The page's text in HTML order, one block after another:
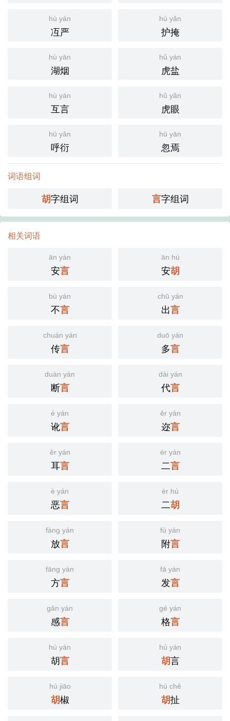
hù yán
冱严
hù yǎn
护掩
hú yān
湖烟
hǔ yán
虎盐
hù yán
互言
hǔ yǎn
虎眼
hū yǎn
呼衍
hū yān
忽焉
词语组词
胡字组词 言字组词
相关词语
ān yán
安言
ān hú
安胡
bù yán
不言
chū yán
出言
chuán yán
传言
duō yán
多言
duàn yán
断言
dài yán
代言
é yán
讹言
ěr yán
迩言
ěr yán
耳言
èr yán
二言
è yán
恶言
èr hú
二胡
fàng yán
放言
fù yán
附言
fāng yán
方言
fā yán
发言
gǎn yán
感言
gé yán
格言
hú yán
胡言
hú yán
胡言
hú jiāo
胡椒
hú chě
胡扯